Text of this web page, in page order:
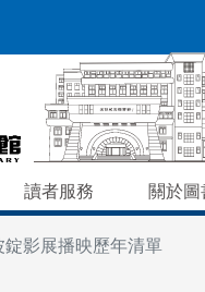
讀者服務 關於圖
錠影展播映歷年清單